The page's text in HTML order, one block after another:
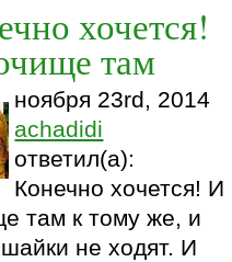
хочется!
там
ноября 23rd, 2014
achadidi
ответил(а):
Конечно хочется! И
там к тому же, и
не ходят. И